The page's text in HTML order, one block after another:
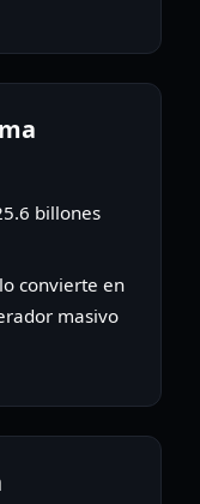
billones
convierte en
masivo